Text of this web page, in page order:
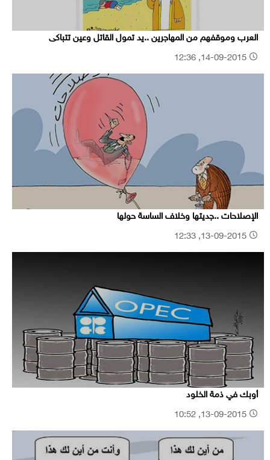
العرب وموقفهم من المهاجرين ..يد تمول القاتل وعين تتباكى
الإصلاحات ..جديتها وخلاف الساسة حولها
أوبك في ذمة الخلود